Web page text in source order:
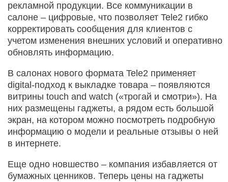
рекламной продукции. Все коммуникации в
салоне – цифровые, что позволяет Tele2 гибко
корректировать сообщения для клиентов с
учетом изменения внешних условий и оперативно
обновлять информацию.
В салонах нового формата Tele2 применяет
digital-подход к выкладке товара – появляются
витрины touch and watch («трогай и смотри»). На
них размещены гаджеты, а рядом есть большой
экран, на котором можно посмотреть подробную
информацию о модели и реальные отзывы о ней
в интернете.
Еще одно новшество – компания избавляется от
бумажных ценников. Теперь цены на гаджеты